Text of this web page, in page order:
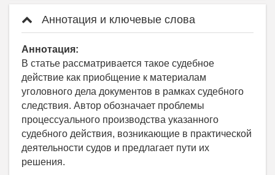
Аннотация и ключевые слова
Аннотация:
В статье рассматривается такое судебное
действие как приобщение к материалам
уголовного дела документов в рамках судебного
следствия. Автор обозначает проблемы
процессуального производства указанного
судебного действия, возникающие в практической
деятельности судов и предлагает пути их
решения.